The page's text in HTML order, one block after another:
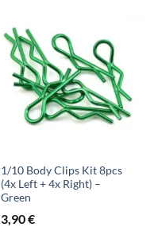
1/10 Body Clips Kit 8pcs
(4x Left + 4x Right) –
Green
3,90€